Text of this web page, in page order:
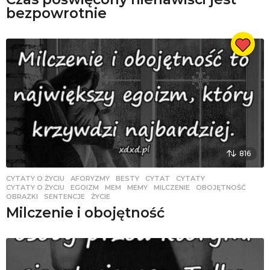
bezpowrotnie
816
CYTATY O ŻYCIU AFORYZMY ,BESTY ,CYTAT ,CYTATY
CYTATY O ŻYCIU
,EGOIZM ,MEM ,MEMY ,MILCZENIE ,OBOJĘTNOŚĆ
OBRAZKI
,SENTENCJE ,ŻYCIE
Milczenie i obojętność